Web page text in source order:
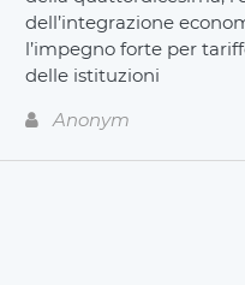
dell’integrazione
l’impegno forte per
delle istituzioni
Anonym